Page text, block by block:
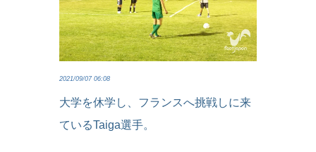
2021/09/07 06:08
大学を休学し、フランスへ挑戦しに来
ているTaiga選手。